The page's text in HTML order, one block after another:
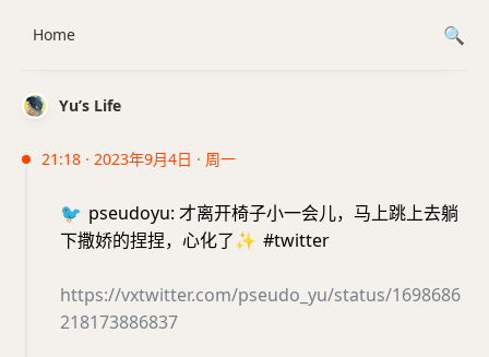
Yu’s Life
21:18 · 2023年9月4日 · 周一
🐦 pseudoyu: 才离开椅子小一会儿，马上跳上去躺
下撒娇的捏捏，心化了✨ #twitter
https://vxtwitter.com/pseudo_yu/status/1698686
218173886837
Home